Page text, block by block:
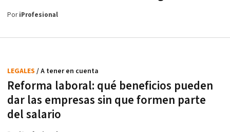
PoriProfesional
Reforma laboral: qué beneficios pueden
dar las empresas sin que formen parte
del salario
LEGALES / A tener en cuenta